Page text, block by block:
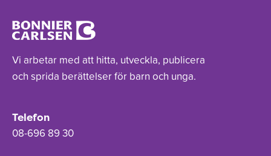
Vi arbetar med att hitta, utveckla, publicera
och sprida berättelser för barn och unga.
Telefon
08-696 89 30